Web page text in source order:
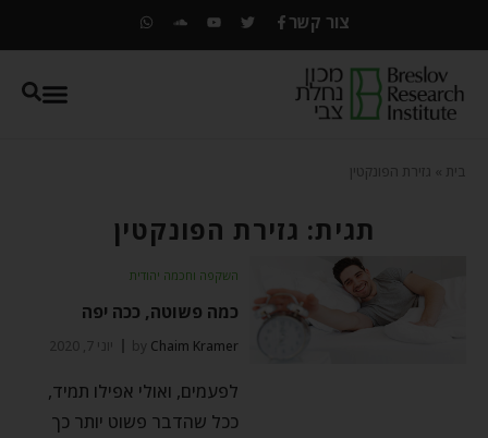
צור קשר
בית גזירת הפונקטין
תגית: גזירת הפונקטין
השקפה וחכמה יהודית
כמה פשוטה, ככה יפה
by Chaim Kramer יוני 7, 2020
לפעמים, ואולי אפילו תמיד,
ככל שהדבר פשוט יותר כך